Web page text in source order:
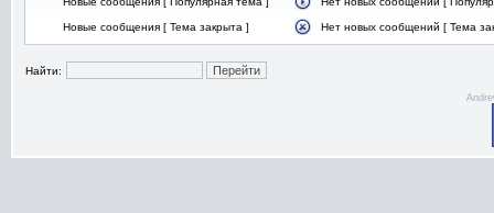
Новые сообщения [ Тема закрыта ] Нет новых сообщений [ Тема
Найти: